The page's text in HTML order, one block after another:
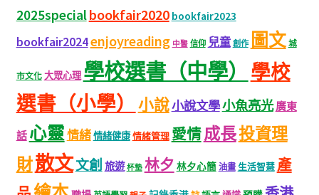
2025specialbookfair2020 bookfair2023
bookfair2024enjoyreading 中醫 信仰 兒童 創作 圖文 城
市文化 大眾心理 學校選書（中學）
學校
選書（小學）
小說小說文學小魚亮光廣東
話 心靈情緒情緒健康情緒管理 愛情成長投資理
財散文文創 旅遊 杯墊 林夕 林夕心簡 油畫 生活智慧 產